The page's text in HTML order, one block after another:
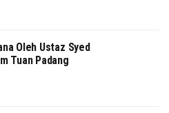
Oleh Ustaz Syed
Tuan Padang